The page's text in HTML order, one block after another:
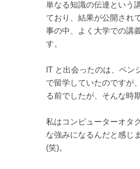
単なる知識の伝達という
ており、結果が公開され
事の中、よく大学での講
す。
IT と出会ったのは、ペン
で留学していたのですが
る前でしたが、そんな時
私はコンピューターオタ
な強みになるんだと感じ
(笑)。